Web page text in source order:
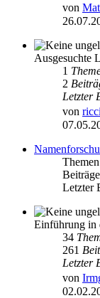
von
Ausgesuchte
1
2
Letzter
von ricci
Themen
Beiträge
Letzter
Einführung in
34
261
Letzter
von